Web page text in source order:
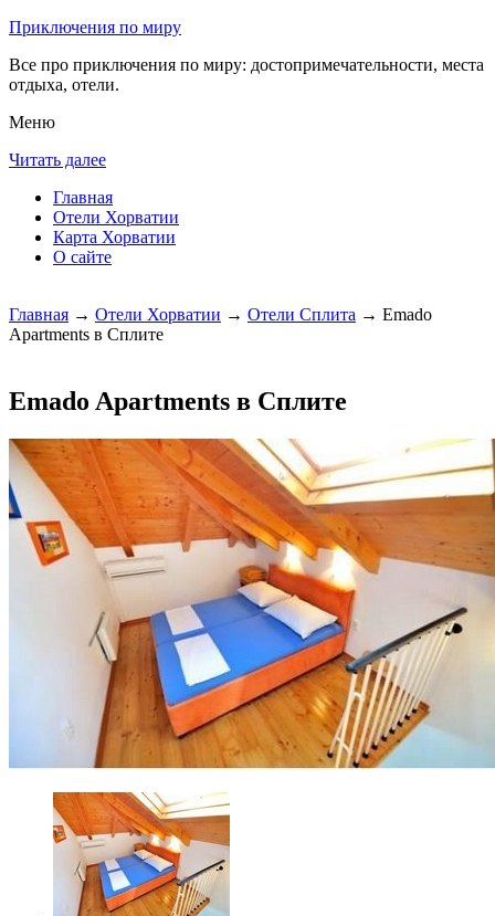
Приключения по миру
Все про приключения по миру: достопримечательности, места
отдыха, отели.
Меню
Читать далее
Главная
Отели Хорватии
Карта Хорватии
О сайте
Главная → Отели Хорватии → Отели Сплита → Emado
Apartments в Сплите
Emado Apartments в Сплите